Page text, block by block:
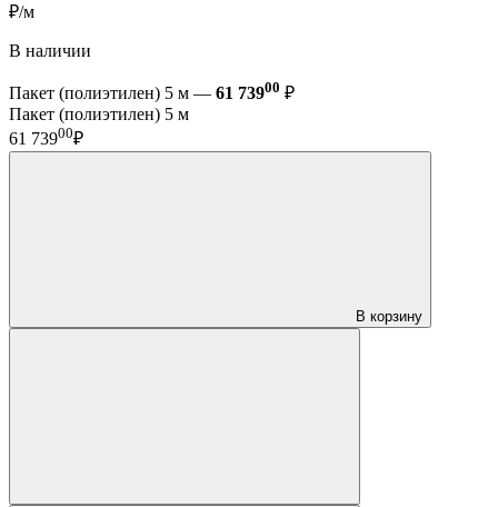
₽/м
В наличии
Пакет (полиэтилен) 5 м — 61 73900 ₽
Пакет (полиэтилен) 5 м
61 73900₽
В корзину